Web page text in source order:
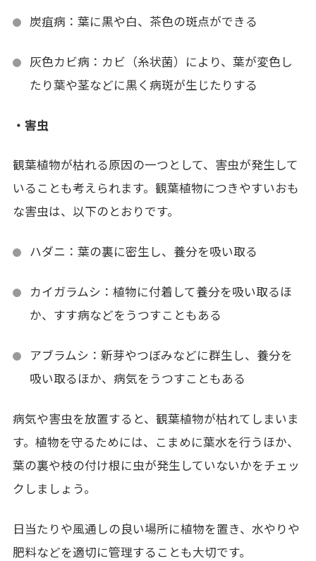
炭疽病：葉に黒や白、茶色の斑点ができる
灰色カビ病：カビ（糸状菌）により、葉が変色し
たり葉や茎などに黒く病斑が生じたりする
・害虫
観葉植物が枯れる原因の一つとして、害虫が発生して
いることも考えられます。観葉植物につきやすいおも
な害虫は、以下のとおりです。
ハダニ：葉の裏に密生し、養分を吸い取る
カイガラムシ：植物に付着して養分を吸い取るほ
か、すす病などをうつすこともある
アブラムシ：新芽やつぼみなどに群生し、養分を
吸い取るほか、病気をうつすこともある
病気や害虫を放置すると、観葉植物が枯れてしまいま
す。植物を守るためには、こまめに葉水を行うほか、
葉の裏や枝の付け根に虫が発生していないかをチェッ
クしましょう。
日当たりや風通しの良い場所に植物を置き、水やりや
肥料などを適切に管理することも大切です。